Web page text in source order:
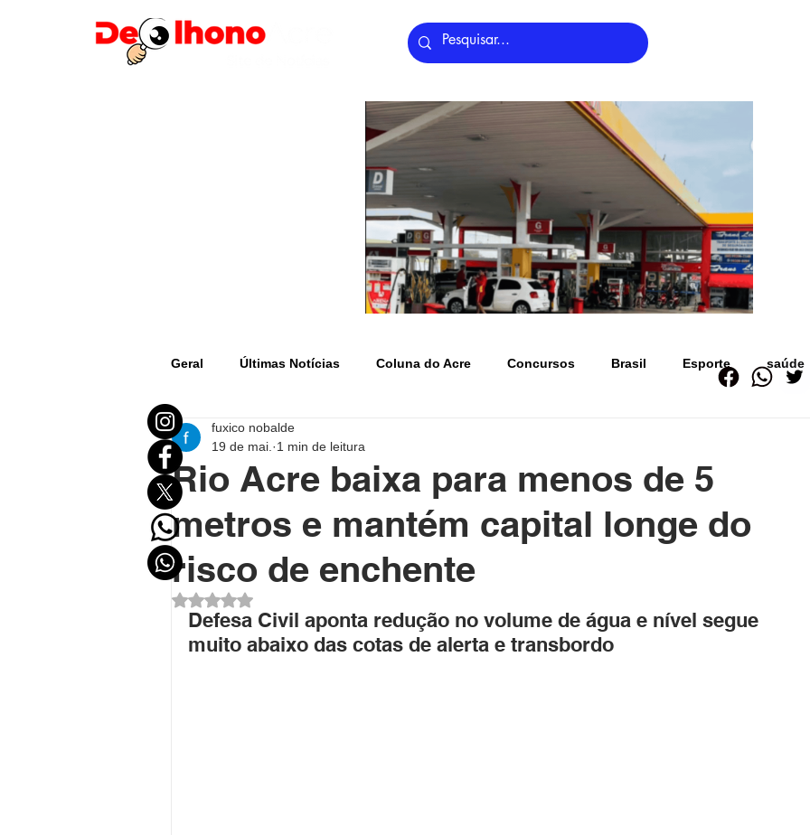
Geral Últimas Notícias Coluna do Acre Concursos Brasil Esporte saúde
Mundo Eleições
Destaque Político Home Governo do Acre
Política no Acre Política Brasil e Mundo
Polícial Economia FUXICO NO BALDE
Rio Acre baixa para menos de 5
metros e mantém capital longe do
risco de enchente
fuxico nobalde
19 de mai.
1 min de leitura
Avaliado com NaN de 5 estrelas.
Defesa Civil aponta redução no volume de água e nível segue
muito abaixo das cotas de alerta e transbordo